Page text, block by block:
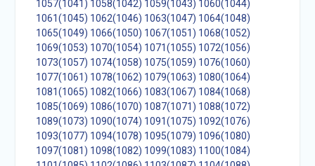
1057(1041) 1058(1042) 1059(1043) 1060(1044)
1061(1045) 1062(1046) 1063(1047) 1064(1048)
1065(1049) 1066(1050) 1067(1051) 1068(1052)
1069(1053) 1070(1054) 1071(1055) 1072(1056)
1073(1057) 1074(1058) 1075(1059) 1076(1060)
1077(1061) 1078(1062) 1079(1063) 1080(1064)
1081(1065) 1082(1066) 1083(1067) 1084(1068)
1085(1069) 1086(1070) 1087(1071) 1088(1072)
1089(1073) 1090(1074) 1091(1075) 1092(1076)
1093(1077) 1094(1078) 1095(1079) 1096(1080)
1097(1081) 1098(1082) 1099(1083) 1100(1084)